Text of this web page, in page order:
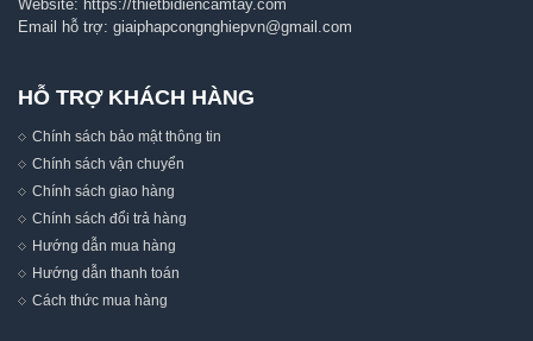
Website: https://thietbidiencamtay.com
Email hỗ trợ: giaiphapcongnghiepvn@gmail.com
HỖ TRỢ KHÁCH HÀNG
Chính sách bảo mật thông tin
Chính sách vận chuyển
Chính sách giao hàng
Chính sách đổi trả hàng
Hướng dẫn mua hàng
Hướng dẫn thanh toán
Cách thức mua hàng